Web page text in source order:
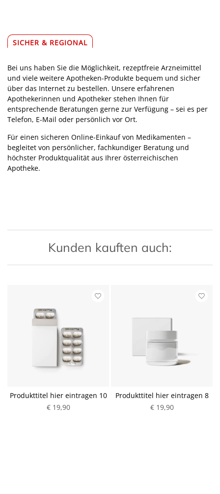
SICHER & REGIONAL
Bei uns haben Sie die Möglichkeit, rezeptfreie Arzneimittel
und viele weitere Apotheken-Produkte bequem und sicher
über das Internet zu bestellen. Unsere erfahrenen
Apothekerinnen und Apotheker stehen Ihnen für
entsprechende Beratungen gerne zur Verfügung – sei es per
Telefon, E-Mail oder persönlich vor Ort.
Für einen sicheren Online-Einkauf von Medikamenten –
begleitet von persönlicher, fachkundiger Beratung und
höchster Produktqualität aus Ihrer österreichischen
Apotheke.
Kunden kauften auch:
Produkttitel hier eintragen 10
€ 19,90
Produkttitel hier eintragen 8
€ 19,90